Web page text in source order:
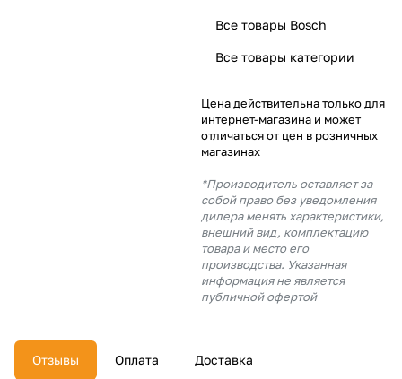
Все товары Bosch
Все товары категории
Цена действительна только для
интернет-магазина и может
отличаться от цен в розничных
магазинах
*Производитель оставляет за
собой право без уведомления
дилера менять характеристики,
внешний вид, комплектацию
товара и место его
производства. Указанная
информация не является
публичной офертой
Отзывы Оплата Доставка
% будут
с вашей карты
Остались вопросы?